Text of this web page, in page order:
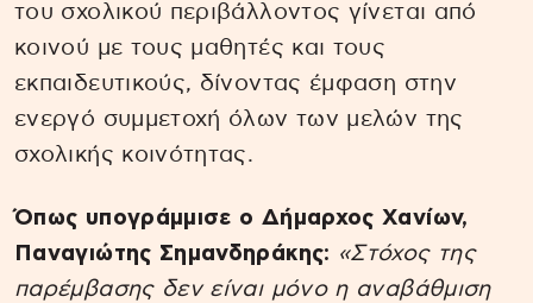
του σχολικού περιβάλλοντος γίνεται από
κοινού με τους μαθητές και τους
εκπαιδευτικούς, δίνοντας έμφαση στην
ενεργό συμμετοχή όλων των μελών της
σχολικής κοινότητας.
Όπως υπογράμμισε ο Δήμαρχος Χανίων,
Παναγιώτης Σημανδηράκης: «Στόχος της
παρέμβασης δεν είναι μόνο η αναβάθμιση